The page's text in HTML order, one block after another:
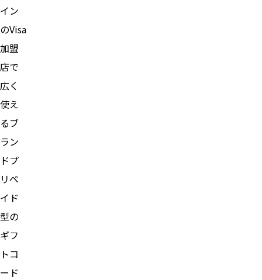
イン
のVisa
加盟
店で
広く
使え
るブ
ラン
ドプ
リペ
イド
型の
ギフ
トコ
ード